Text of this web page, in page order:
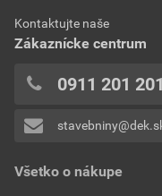
Pridávať
Všetko o nákupe
Kontaktujte naše
Zákaznícke centrum
0911 201 201